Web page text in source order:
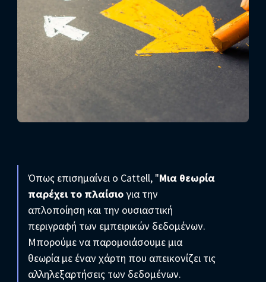
Όπως επισημαίνει ο Cattell, "Μια θεωρία
παρέχει το πλαίσιογια την
απλοποίηση και την ουσιαστική
περιγραφή των εμπειρικών δεδομένων.
Μπορούμε να παρομοιάσουμε μια
θεωρία με έναν χάρτη που απεικονίζει τις
αλληλεξαρτήσεις των δεδομένων.